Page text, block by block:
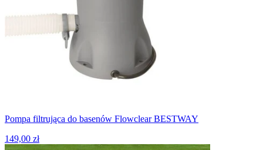
Pompa filtrująca do basenów Flowclear BESTWAY
149,00 zł